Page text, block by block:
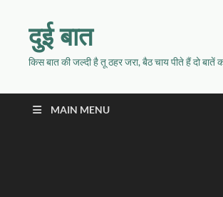
दुई बात
किस बात की जल्दी है तू ठहर जरा, बैठ चाय पीते हैं दो बातें
MAIN MENU